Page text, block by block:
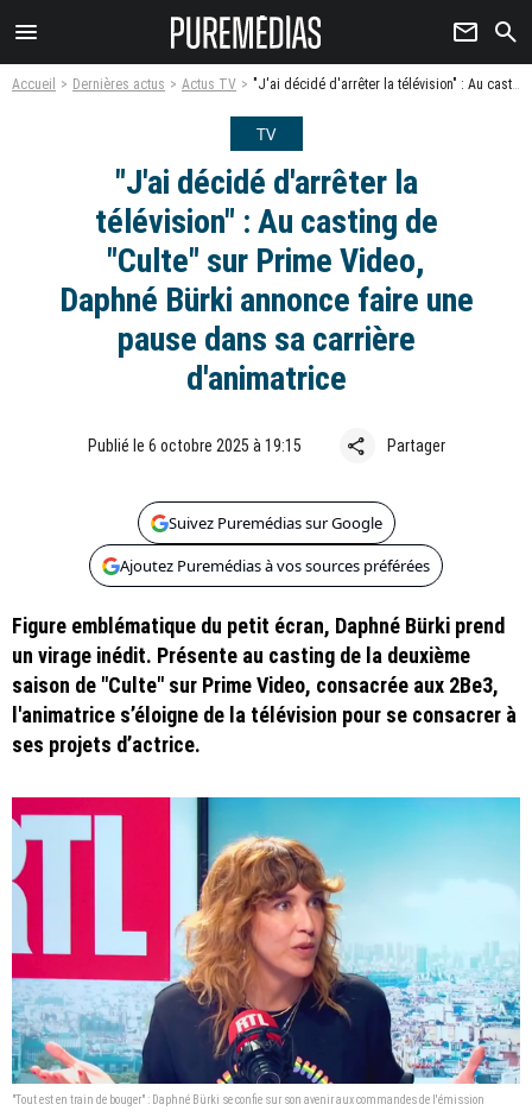
menu newsletter search
Accueil Dernières actus Actus TV "J'ai décidé d'arrêter la télévision" : Au casting de "Culte" sur Prime Video, Daphné Bürki annonce faire une pause dans sa carrière d'animatrice
TV
"J'ai décidé d'arrêter la
télévision" : Au casting de
"Culte" sur Prime Video,
Daphné Bürki annonce faire une
pause dans sa carrière
d'animatrice
Publié le 6 octobre 2025 à 19:15 share Partager
Suivez Puremédias sur Google
Ajoutez Puremédias à vos sources préférées
Figure emblématique du petit écran, Daphné Bürki prend
un virage inédit. Présente au casting de la deuxième
saison de "Culte" sur Prime Video, consacrée aux 2Be3,
l'animatrice s’éloigne de la télévision pour se consacrer à
ses projets d’actrice.
"Tout est en train de bouger" : Daphné Bürki se confie sur son avenir aux commandes de l'émission